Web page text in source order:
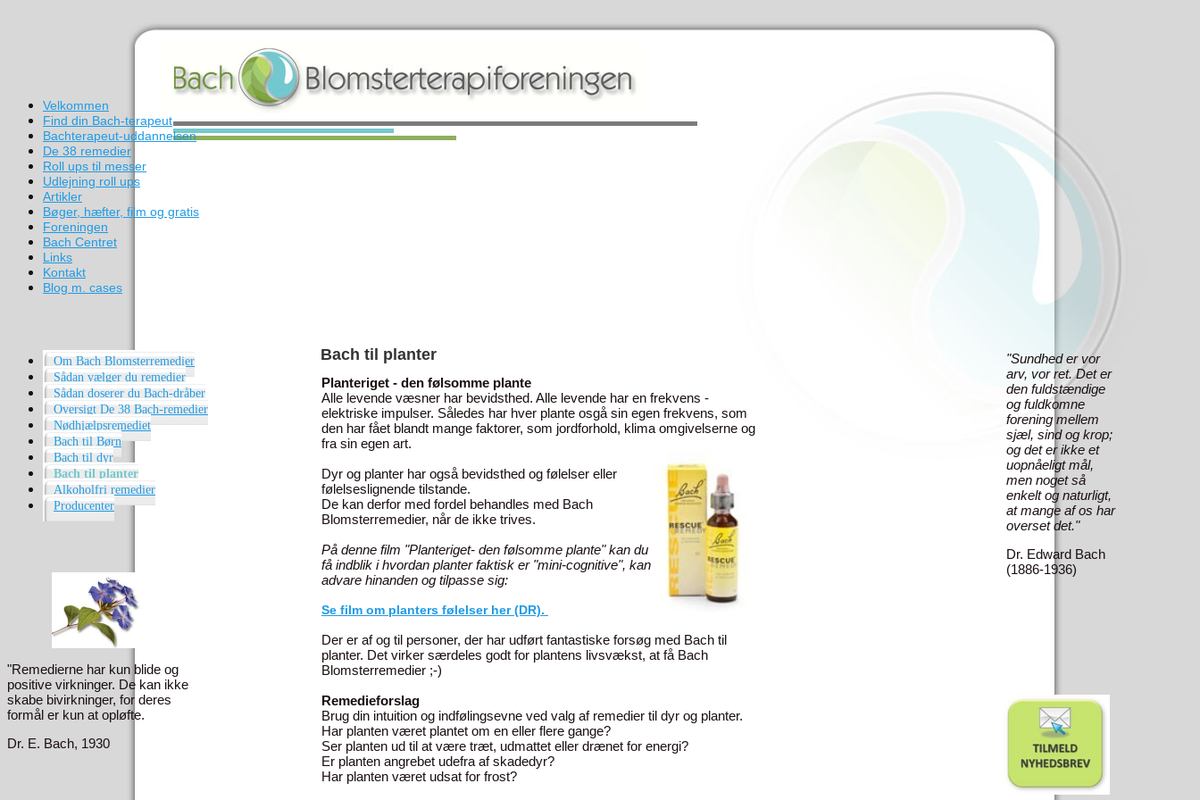
Velkommen
Find din Bach-terapeut
Bachterapeut-uddannelsen
De 38 remedier
Roll ups til messer
Udlejning roll ups
Artikler
Bøger, hæfter, film og gratis
Foreningen
Bach Centret
Links
Kontakt
Blog m. cases
Om Bach Blomsterremedier
Sådan vælger du remedier
Sådan doserer du Bach-dråber
Oversigt De 38 Bach-remedier
Nødhjælpsremediet
Bach til Børn
Bach til dyr
Bach til planter
Alkoholfri remedier
Producenter
"Remedierne har kun blide og
positive virkninger. De kan ikke
skabe bivirkninger, for deres
formål er kun at opløfte.
Dr. E. Bach, 1930
Bach til planter
Planteriget - den følsomme plante
Alle levende væsner har bevidsthed. Alle levende har en frekvens -
elektriske impulser. Således har hver plante osgå sin egen frekvens, som
den har fået blandt mange faktorer, som jordforhold, klima omgivelserne og
fra sin egen art.
Dyr og planter har også bevidsthed og følelser eller
følelseslignende tilstande.
De kan derfor med fordel behandles med Bach
Blomsterremedier, når de ikke trives.
På denne film "Planteriget- den følsomme plante" kan du
få indblik i hvordan planter faktisk er "mini-cognitive", kan
advare hinanden og tilpasse sig:
Se film om planters følelser her (DR).
Der er af og til personer, der har udført fantastiske forsøg med Bach til
planter. Det virker særdeles godt for plantens livsvækst, at få Bach
Blomsterremedier ;-)
Remedieforslag
Brug din intuition og indfølingsevne ved valg af remedier til dyr og planter.
Har planten været plantet om en eller flere gange?
Ser planten ud til at være træt, udmattet eller drænet for energi?
Er planten angrebet udefra af skadedyr?
Har planten været udsat for frost?
"Sundhed er vor
arv, vor ret. Det er
den fuldstændige
og fuldkomne
forening mellem
sjæl, sind og krop;
og det er ikke et
uopnåeligt mål,
men noget så
enkelt og naturligt,
at mange af os har
overset det."
Dr. Edward Bach
(1886-1936)